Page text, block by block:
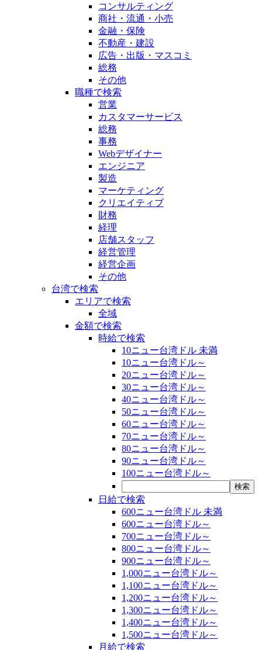
コンサルティング
商社・流通・小売
金融・保険
不動産・建設
広告・出版・マスコミ
総務
その他
職種で検索
営業
カスタマーサービス
総務
事務
Webデザイナー
エンジニア
製造
マーケティング
クリエイティブ
財務
経理
店舗スタッフ
経営管理
経営企画
その他
台湾で検索
エリアで検索
全域
金額で検索
時給で検索
10ニュー台湾ドル 未満
10ニュー台湾ドル～
20ニュー台湾ドル～
30ニュー台湾ドル～
40ニュー台湾ドル～
50ニュー台湾ドル～
60ニュー台湾ドル～
70ニュー台湾ドル～
80ニュー台湾ドル～
90ニュー台湾ドル～
100ニュー台湾ドル～
日給で検索
600ニュー台湾ドル 未満
600ニュー台湾ドル～
700ニュー台湾ドル～
800ニュー台湾ドル～
900ニュー台湾ドル～
1,000ニュー台湾ドル～
1,100ニュー台湾ドル～
1,200ニュー台湾ドル～
1,300ニュー台湾ドル～
1,400ニュー台湾ドル～
1,500ニュー台湾ドル～
月給で検索